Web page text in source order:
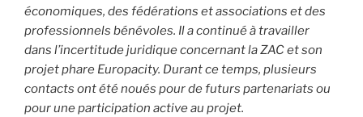
économiques, des fédérations et associations et des
professionnels bénévoles. Il a continué à travailler
dans l’incertitude juridique concernant la ZAC et son
projet phare Europacity. Durant ce temps, plusieurs
contacts ont été noués pour de futurs partenariats ou
pour une participation active au projet.